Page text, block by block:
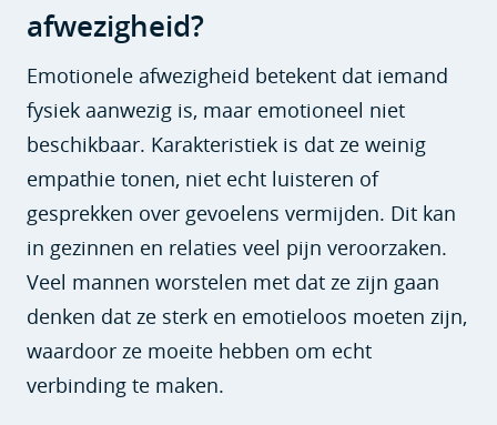
afwezigheid?
Emotionele afwezigheid betekent dat iemand
fysiek aanwezig is, maar emotioneel niet
beschikbaar. Karakteristiek is dat ze weinig
empathie tonen, niet echt luisteren of
gesprekken over gevoelens vermijden. Dit kan
in gezinnen en relaties veel pijn veroorzaken.
Veel mannen worstelen met dat ze zijn gaan
denken dat ze sterk en emotieloos moeten zijn,
waardoor ze moeite hebben om echt
verbinding te maken.